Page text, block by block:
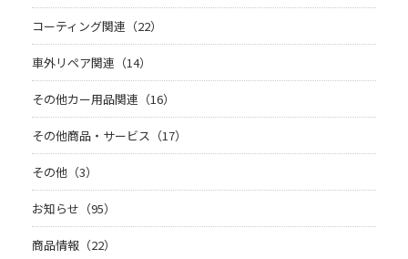
コーティング関連（22）
車外リペア関連（14）
その他カー用品関連（16）
その他商品・サービス（17）
その他（3）
お知らせ（95）
商品情報（22）